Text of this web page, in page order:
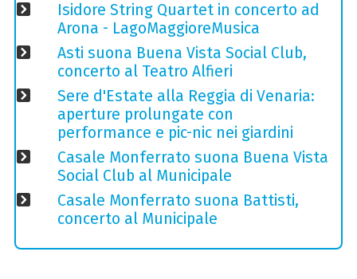
Isidore String Quartet in concerto ad
Arona - LagoMaggioreMusica
Asti suona Buena Vista Social Club,
concerto al Teatro Alfieri
Sere d'Estate alla Reggia di Venaria:
aperture prolungate con
performance e pic-nic nei giardini
Casale Monferrato suona Buena Vista
Social Club al Municipale
Casale Monferrato suona Battisti,
concerto al Municipale